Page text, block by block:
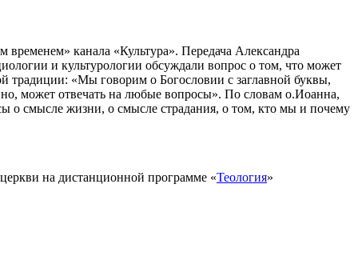
канала «Культура». Передача Александра
и культурологии обсуждали вопрос о том, что может
традиции: «Мы говорим о Богословии с заглавной буквы,
может отвечать на любые вопросы». По словам о.Иоанна,
о смысле жизни, о смысле страдания, о том, кто мы и почему
на дистанционной программе «Теология»